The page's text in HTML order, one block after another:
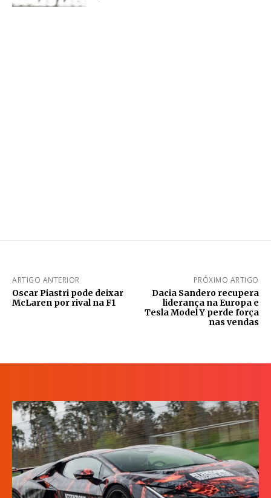
ARTIGO ANTERIOR
Oscar Piastri pode deixar
McLaren por rival na F1
PRÓXIMO ARTIGO
Dacia Sandero recupera
liderança na Europa e
Tesla Model Y perde força
nas vendas